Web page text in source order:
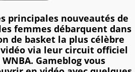
principales nouveautés de
femmes débarquent dans
de basket la plus célèbre
via leur circuit officiel
Gameblog vous